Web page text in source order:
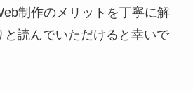
制作のメリットを丁寧に解
読んでいただけると幸いで